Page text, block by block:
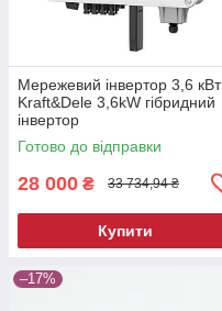
Мережевий інвертор 3,6 кВт
Kraft&Dele 3,6kW гібридний
інвертор
Готово до відправки
28 000 ₴ 33 734,94 ₴
Купити
–17%